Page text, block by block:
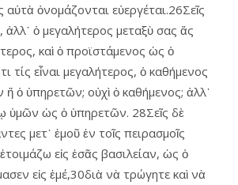
αὐτὰ ὀνομάζονται εὐεργέται.26Σεῖς
ὁ μεγαλήτερος μεταξὺ σας ἄς
καὶ ὁ προϊστάμενος ὡς ὁ
τίς εἶναι μεγαλήτερος, ὁ καθήμενος
ἤ ὁ ὑπηρετῶν; οὐχὶ ὁ καθήμενος; ἀλλ᾿
ὑμῶν ὡς ὁ ὑπηρετῶν. 28Σεῖς δὲ
μετ᾿ ἐμοῦ ἐν τοῖς πειρασμοῖς
εἰς ἐσᾶς βασιλείαν, ὡς ὁ
εἰς ἐμέ,30διὰ νὰ τρώγητε καὶ νὰ